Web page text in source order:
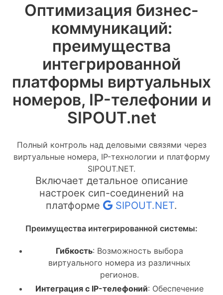
Оптимизация бизнес-
коммуникаций:
преимущества
интегрированной
платформы виртуальных
номеров, IP-телефонии и
SIPOUT.net
Полный контроль над деловыми связями через
виртуальные номера, IP-технологии и платформу
SIPOUT.NET.
Включает детальное описание
настроек сип-соединений на
платформе
SIPOUT.NET.
Преимущества интегрированной системы:
Гибкость: Возможность выбора
виртуального номера из различных
регионов.
Интеграция с IP-телефоний: Обеспечение